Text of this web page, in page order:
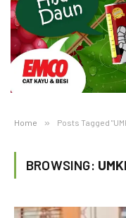
Home » Posts Tagged
BROWSING: